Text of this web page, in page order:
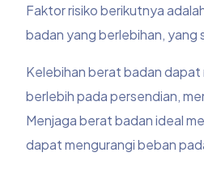
Faktor risiko berikutnya
badan yang berlebihan, yang
Kelebihan berat badan
berlebih pada persendian,
Menjaga berat badan ideal
dapat mengurangi beban